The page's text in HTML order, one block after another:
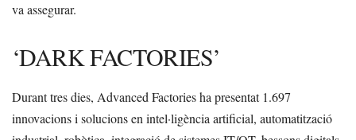
va assegurar.
‘DARK FACTORIES’
Durant tres dies, Advanced Factories ha presentat 1.697
innovacions i solucions en intel·ligència artificial, automatització